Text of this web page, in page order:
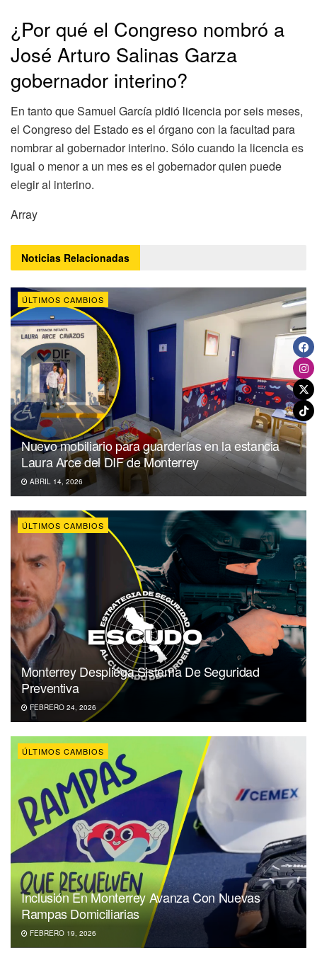
¿Por qué el Congreso nombró a
José Arturo Salinas Garza
gobernador interino?
En tanto que Samuel García pidió licencia por seis meses,
el Congreso del Estado es el órgano con la facultad para
nombrar al gobernador interino. Sólo cuando la licencia es
igual o menor a un mes es el gobernador quien puede
elegir al interino.
Array
Noticias Relacionadas
ÚLTIMOS CAMBIOS
Nuevo mobiliario para guarderías en la estancia
Laura Arce del DIF de Monterrey
ABRIL 14, 2026
ÚLTIMOS CAMBIOS
Monterrey Despliega Sistema De Seguridad
Preventiva
FEBRERO 24, 2026
ÚLTIMOS CAMBIOS
Inclusión En Monterrey Avanza Con Nuevas
Rampas Domiciliarias
FEBRERO 19, 2026